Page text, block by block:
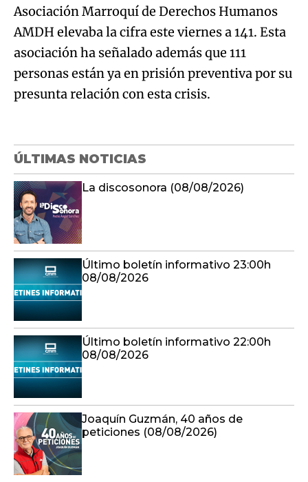
Asociación Marroquí de Derechos Humanos
AMDH elevaba la cifra este viernes a 141. Esta
asociación ha señalado además que 111
personas están ya en prisión preventiva por su
presunta relación con esta crisis.
ÚLTIMAS NOTICIAS
La discosonora (08/08/2026)
Último boletín informativo 23:00h
08/08/2026
Último boletín informativo 22:00h
08/08/2026
Joaquín Guzmán, 40 años de
peticiones (08/08/2026)